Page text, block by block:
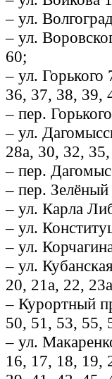
– ул.
– ул.
60;
– ул.
36, 37, 38, 39,
– пер.
– ул.
28а, 30, 32,
– пер.
– пер.
– ул. Карла
– ул.
– ул.
– ул.
20, 21а, 22,
– Курортный
50, 51, 53, 55,
– ул.
16, 17, 18, 19,